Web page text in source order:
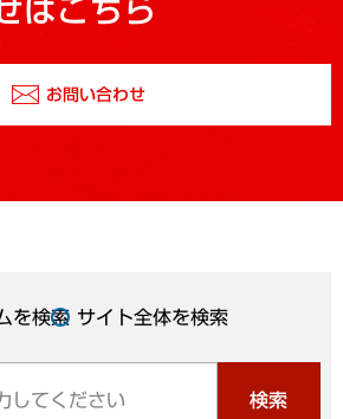
はこちら
お問い合わせ
を検索 サイト全体を検索
検索